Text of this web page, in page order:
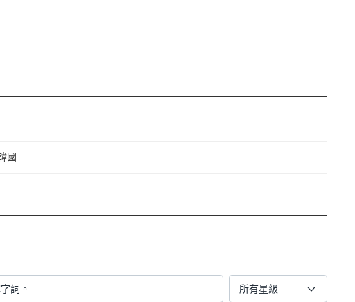
國
所有星級